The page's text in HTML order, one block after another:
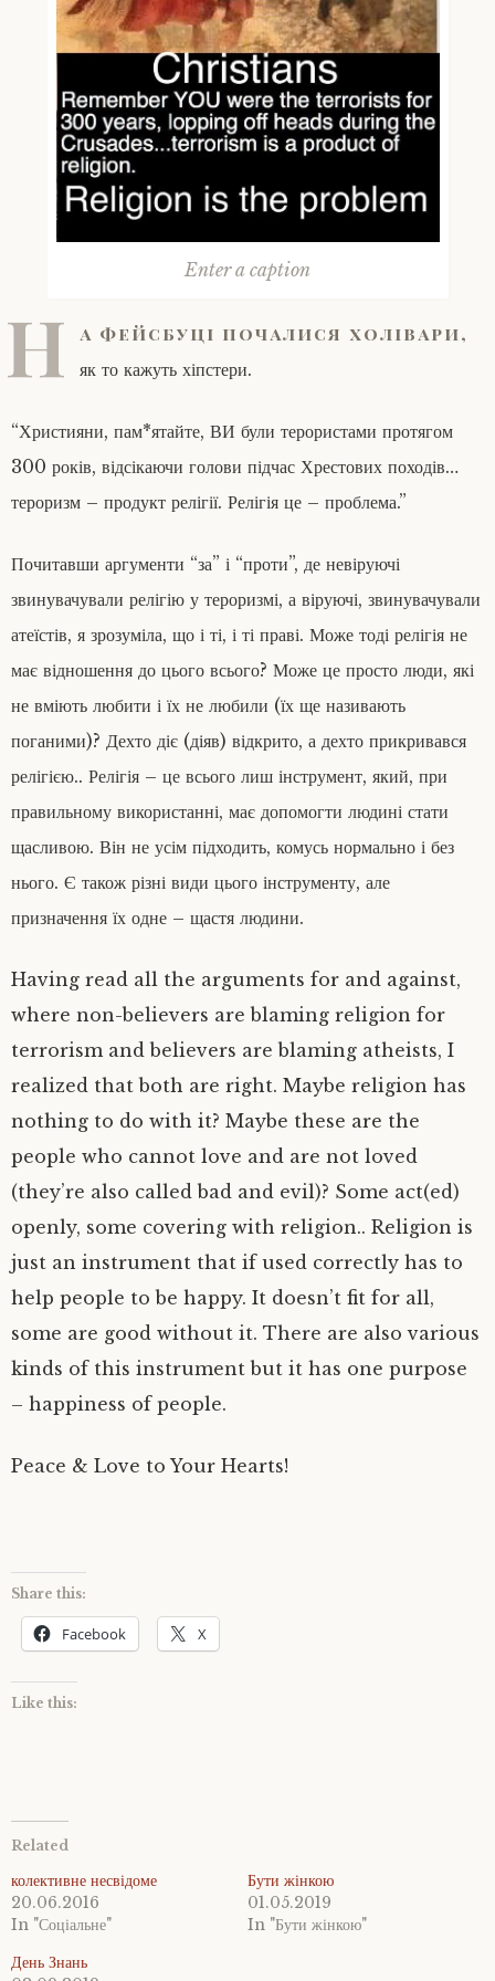
Enter a caption
Н а фейсбуці почалися холівари,
як то кажуть хіпстери.
“Християни, пам*ятайте, ВИ були терористами протягом
300 років, відсікаючи голови підчас Хрестових походів…
тероризм – продукт релігії. Релігія це – проблема.”
Почитавши аргументи “за” і “проти”, де невіруючі
звинувачували релігію у тероризмі, а віруючі, звинувачували
атеїстів, я зрозуміла, що і ті, і ті праві. Може тоді релігія не
має відношення до цього всього? Може це просто люди, які
не вміють любити і їх не любили (їх ще називають
поганими)? Дехто діє (діяв) відкрито, а дехто прикривався
релігією.. Релігія – це всього лиш інструмент, який, при
правильному використанні, має допомогти людині стати
щасливою. Він не усім підходить, комусь нормально і без
нього. Є також різні види цього інструменту, але
призначення їх одне – щастя людини.
Having read all the arguments for and against,
where non-believers are blaming religion for
terrorism and believers are blaming atheists, I
realized that both are right. Maybe religion has
nothing to do with it? Maybe these are the
people who cannot love and are not loved
(they’re also called bad and evil)? Some act(ed)
openly, some covering with religion.. Religion is
just an instrument that if used correctly has to
help people to be happy. It doesn’t fit for all,
some are good without it. There are also various
kinds of this instrument but it has one purpose
– happiness of people.
Peace & Love to Your Hearts!
Share this:
Facebook X
Like this:
Related
колективне несвідоме
20.06.2016
In "Соціальне"
Бути жінкою
01.05.2019
In "Бути жінкою"
День Знань